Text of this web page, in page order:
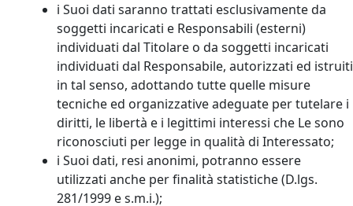
i Suoi dati saranno trattati esclusivamente da
soggetti incaricati e Responsabili (esterni)
individuati dal Titolare o da soggetti incaricati
individuati dal Responsabile, autorizzati ed istruiti
in tal senso, adottando tutte quelle misure
tecniche ed organizzative adeguate per tutelare i
diritti, le libertà e i legittimi interessi che Le sono
riconosciuti per legge in qualità di Interessato;
i Suoi dati, resi anonimi, potranno essere
utilizzati anche per finalità statistiche (D.lgs.
281/1999 e s.m.i.);